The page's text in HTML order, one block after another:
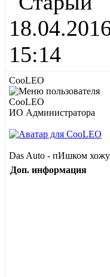
15:14
CooLEO
ИО Администратора
Das Auto - пИшком хожу
Доп. информация